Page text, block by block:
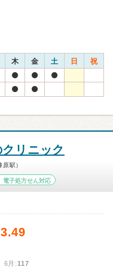
木 金 土 日 祝
リニック
駅）
電子処方せん対応
3.49
月:117